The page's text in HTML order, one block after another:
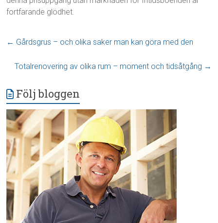
fortfarande glödhet.
← Gårdsgrus – och olika saker man kan göra med den
Totalrenovering av olika rum – moment och tidsåtgång →
Följ bloggen